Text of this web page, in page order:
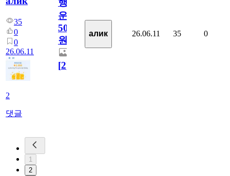
35
0
0
26.06.11
2
댓글
행
운
5000
원
[2]
алик 26.06.11 35 0
1
2